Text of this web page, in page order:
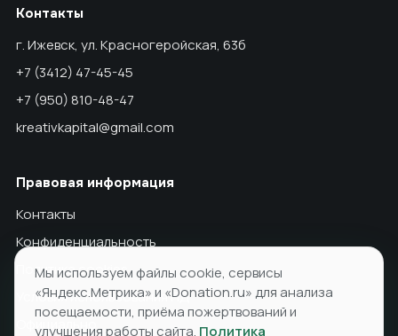
Контакты
г. Ижевск, ул. Красногеройская, 63б
+7 (3412) 47-45-45
+7 (950) 810-48-47
kreativkapital@gmail.com
Правовая информация
Контакты
Конфиденциальность
Политика cookies
Условия использования ПД
Официально
Мы используем файлы cookie, сервисы
«Яндекс.Метрика» и «Donation.ru» для анализа
посещаемости, приёма пожертвований и
улучшения работы сайта. Политика